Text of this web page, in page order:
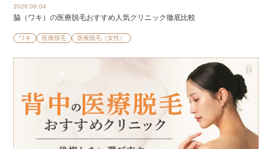
2026.08.04
脇（ワキ）の医療脱毛おすすめ人気クリニック徹底比較
ワキ 医療脱毛 医療脱毛（女性）